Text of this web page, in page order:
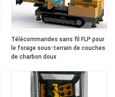
Télécommandes sans fil FLP pour
le forage sous-terrain de couches
de charbon doux